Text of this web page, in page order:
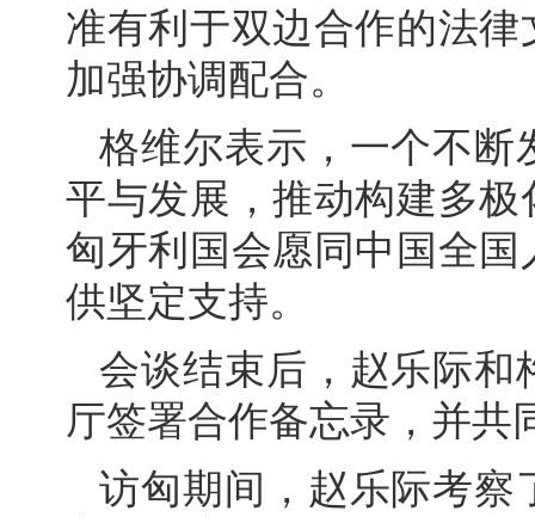
准有利于双边合作的法
加强协调配合。
格维尔表示，一个不断
平与发展，推动构建多
匈牙利国会愿同中国全
供坚定支持。
会谈结束后，赵乐际和
厅签署合作备忘录，并共
访匈期间，赵乐际考察